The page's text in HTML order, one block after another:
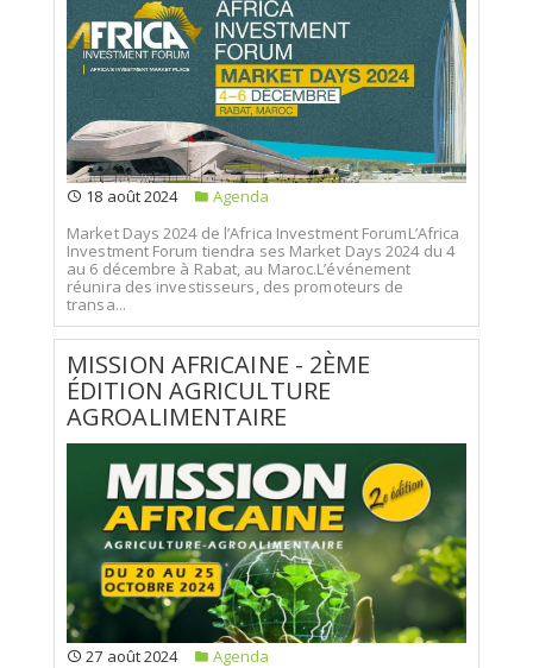
18 août 2024
Agenda
Market Days 2024 de l’Africa Investment ForumL’Africa
Investment Forum tiendra ses Market Days 2024 du 4
au 6 décembre à Rabat, au Maroc.L’événement
réunira des investisseurs, des promoteurs de
transa...
MISSION AFRICAINE - 2ÈME
ÉDITION AGRICULTURE
AGROALIMENTAIRE
27 août 2024
Agenda